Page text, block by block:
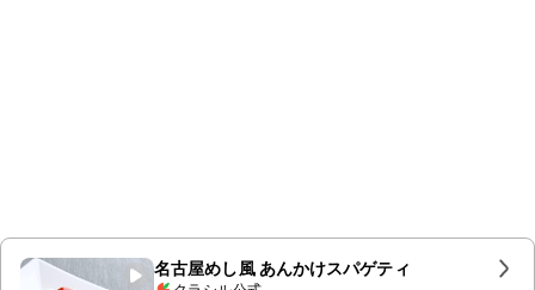
名古屋めし風 あんかけスパゲティ